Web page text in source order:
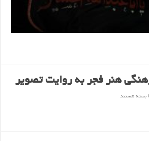
هنر فجر به روایت تصویر
برای
بسته هستند